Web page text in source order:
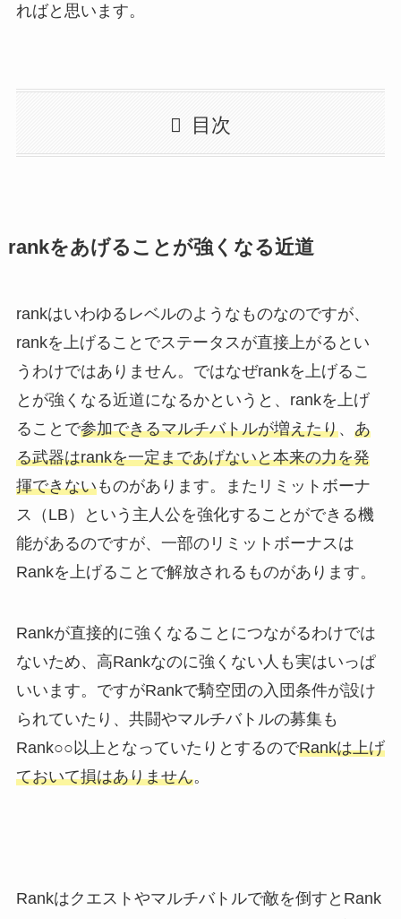
ればと思います。
目次
rankをあげることが強くなる近道
rankはいわゆるレベルのようなものなのですが、
rankを上げることでステータスが直接上がるとい
うわけではありません。ではなぜrankを上げるこ
とが強くなる近道になるかというと、rankを上げ
ることで参加できるマルチバトルが増えたり、 あ
る武器はrankを一定まであげないと本来の力を発
揮できないものがあります。またリミットボーナ
ス（LB）という主人公を強化することができる機
能があるのですが、一部のリミットボーナスは
Rankを上げることで解放されるものがあります。
Rankが直接的に強くなることにつながるわけでは
ないため、高Rankなのに強くない人も実はいっぱ
いいます。ですがRankで騎空団の入団条件が設け
られていたり、共闘やマルチバトルの募集も
Rank○○以上となっていたりとするのでRankは上げ
ておいて損はありません。
Rankはクエストやマルチバトルで敵を倒すとRank